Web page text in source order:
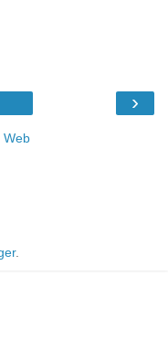
›
Web
.